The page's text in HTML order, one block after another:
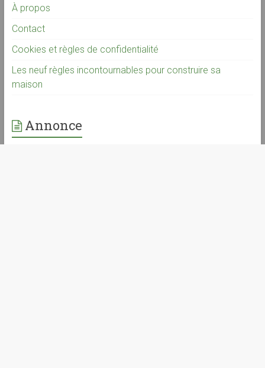
À propos
Contact
Cookies et règles de confidentialité
Les neuf règles incontournables pour construire sa
maison
Annonce